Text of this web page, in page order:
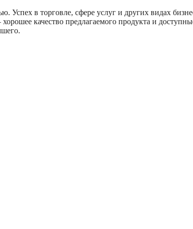
Успех в торговле, сфере услуг и других видах
качество предлагаемого продукта и